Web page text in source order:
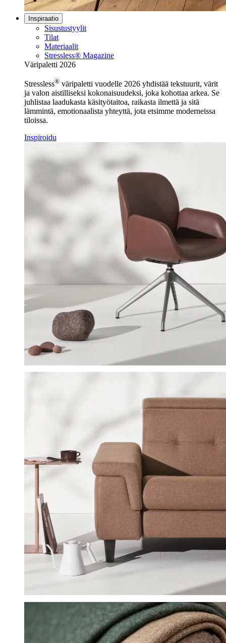
Inspiraatio
Sisustustyylit
Tilat
Materiaalit
Stressless® Magazine
Väripaletti 2026
Stressless® väripaletti vuodelle 2026 yhdistää tekstuurit, värit
ja valon aistilliseksi kokonaisuudeksi, joka kohottaa arkea. Se
juhlistaa laadukasta käsityötaitoa, raikasta ilmettä ja sitä
lämmintä, emotionaalista yhteyttä, jota etsimme moderneissa
tiloissa.
Inspiroidu